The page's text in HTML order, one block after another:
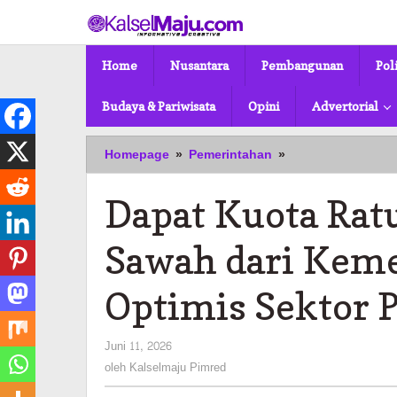
konten
Home Nusantara Pembangunan
Budaya & Pariwisata Opini Advertorial
Homepage » Pemerintahan »
Kuota
Hektare
Cetak
Sawah
dari
Bupati
Batola
Dapat Kuota
Sawah dari
Optimis Sektor
Juni 11, 2026
Kalselmaju
Pimred
oleh Kalselmaju Pimred